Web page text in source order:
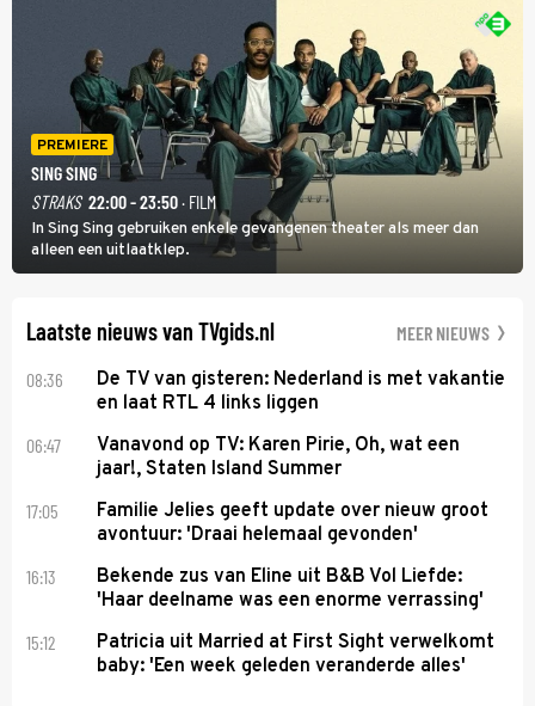
PREMIERE
SING SING
STRAKS 22:00 - 23:50· FILM
In Sing Sing gebruiken enkele gevangenen theater als meer dan
alleen een uitlaatklep.
Laatste nieuws van TVgids.nl MEER NIEUWS
08:36
De TV van gisteren: Nederland is met vakantie
en laat RTL 4 links liggen
06:47
Vanavond op TV: Karen Pirie, Oh, wat een
jaar!, Staten Island Summer
17:05
Familie Jelies geeft update over nieuw groot
avontuur: 'Draai helemaal gevonden'
16:13
Bekende zus van Eline uit B&B Vol Liefde:
'Haar deelname was een enorme verrassing'
15:12
Patricia uit Married at First Sight verwelkomt
baby: 'Een week geleden veranderde alles'